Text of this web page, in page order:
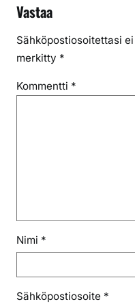
Vastaa
Sähköpostiosoitettasi
merkitty *
Kommentti *
Nimi *
Sähköpostiosoite *